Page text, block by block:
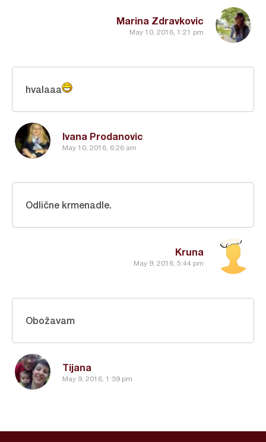
Marina Zdravkovic
May 10, 2016, 1:21 pm
Ivana Prodanovic
May 10, 2016, 6:26 am
hvalaaa
Kruna
May 9, 2016, 5:44 pm
Odlične krmenadle.
Tijana
May 9, 2016, 1:39 pm
Obožavam